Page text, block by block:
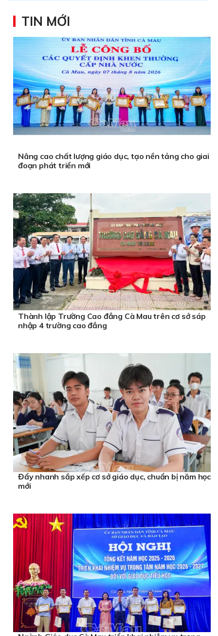
TIN MỚI
Nâng cao chất lượng giáo dục, tạo nền tảng cho giai
đoạn phát triển mới
Thành lập Trường Cao đẳng Cà Mau trên cơ sở sáp
nhập 4 trường cao đẳng
Đẩy nhanh sắp xếp cơ sở giáo dục, chuẩn bị năm học
mới